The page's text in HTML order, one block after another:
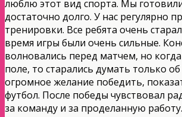
люблю этот вид спорта. Мы
достаточно долго. У нас регулярно
тренировки. Все ребята очень
время игры были очень сильные.
волновались перед матчем, но
поле, то старались думать только
огромное желание победить,
футбол. После победы чувствовал
за команду и за проделанную